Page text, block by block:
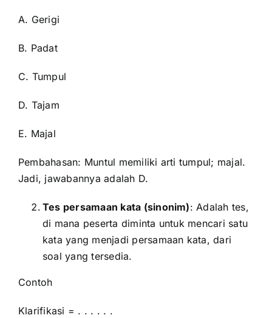
A. Gerigi
B. Padat
C. Tumpul
D. Tajam
E. Majal
Pembahasan: Muntul memiliki arti tumpul; majal.
Jadi, jawabannya adalah D.
Tes persamaan kata (sinonim): Adalah tes,
di mana peserta diminta untuk mencari satu
kata yang menjadi persamaan kata, dari
soal yang tersedia.
Contoh
Klarifikasi = . . . . . .